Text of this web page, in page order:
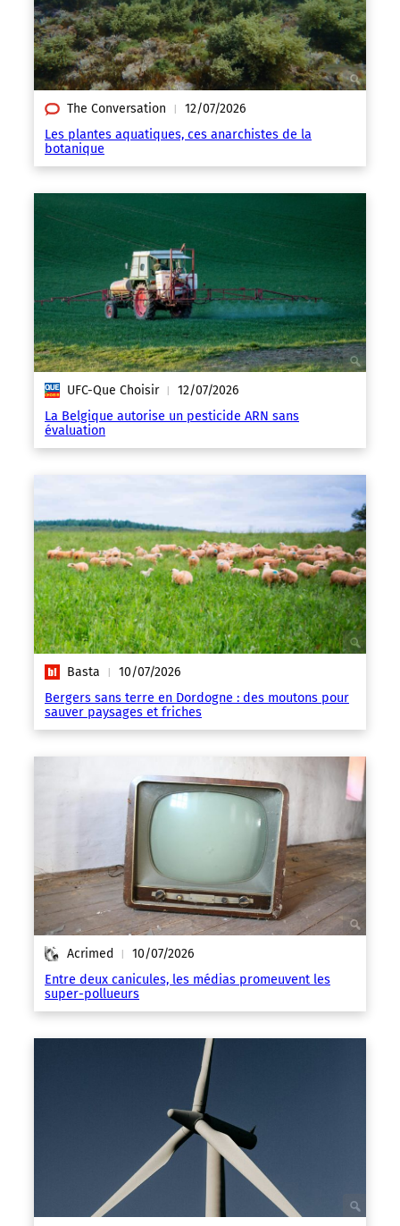
The Conversation | 12/07/2026
Les plantes aquatiques, ces anarchistes de la
botanique
UFC-Que Choisir | 12/07/2026
La Belgique autorise un pesticide ARN sans
évaluation
Basta | 10/07/2026
Bergers sans terre en Dordogne : des moutons pour
sauver paysages et friches
Acrimed | 10/07/2026
Entre deux canicules, les médias promeuvent les
super-pollueurs